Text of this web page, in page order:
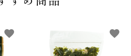
favorite favorite